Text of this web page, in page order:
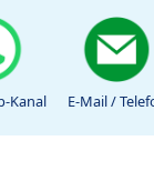
Kanal E-Mail /